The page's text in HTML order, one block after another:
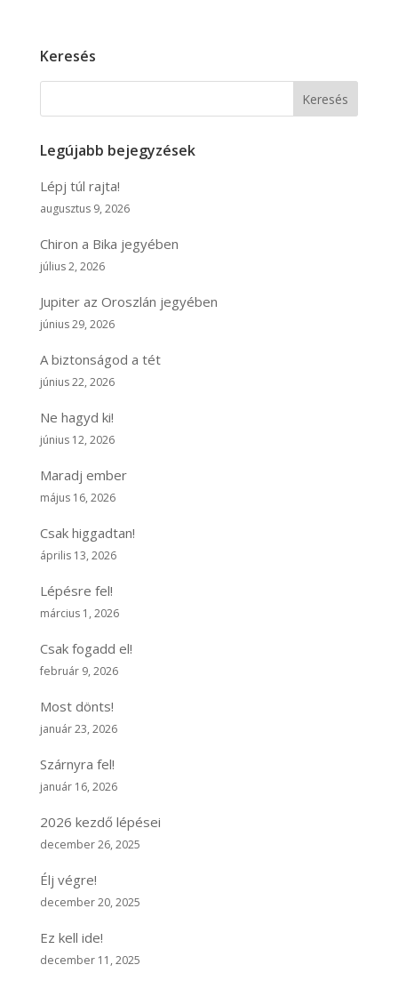
Keresés
Keresés
Legújabb bejegyzések
Lépj túl rajta!
augusztus 9, 2026
Chiron a Bika jegyében
július 2, 2026
Jupiter az Oroszlán jegyében
június 29, 2026
A biztonságod a tét
június 22, 2026
Ne hagyd ki!
június 12, 2026
Maradj ember
május 16, 2026
Csak higgadtan!
április 13, 2026
Lépésre fel!
március 1, 2026
Csak fogadd el!
február 9, 2026
Most dönts!
január 23, 2026
Szárnyra fel!
január 16, 2026
2026 kezdő lépései
december 26, 2025
Élj végre!
december 20, 2025
Ez kell ide!
december 11, 2025